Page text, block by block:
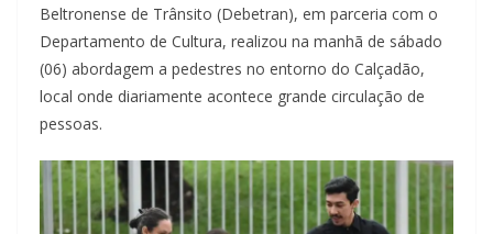
Beltronense de Trânsito (Debetran), em parceria com o
Departamento de Cultura, realizou na manhã de sábado
(06) abordagem a pedestres no entorno do Calçadão,
local onde diariamente acontece grande circulação de
pessoas.